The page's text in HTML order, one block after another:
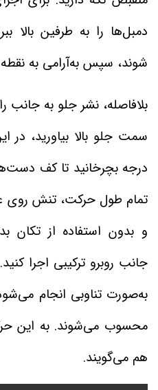
دمبل‌ها را به طرفین بالا
شوند، سپس به‌آرامی به نقطه
بلافاصله، نشر جلو به جانب
درجه بچرخانید تا کف دست‌ها
تمام طول حرکت، تنش روی
و بدون استفاده از تکان
جانب روبرو ترکیبی اجرا
به‌صورت تناوبی انجام
محسوب می‌شوند. به این
هم می‌گویند.